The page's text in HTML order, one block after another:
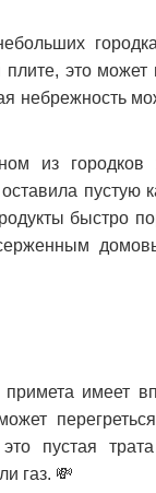
это
небрежность
из
пустую
быстро
имеет
пустая
газ. 💸